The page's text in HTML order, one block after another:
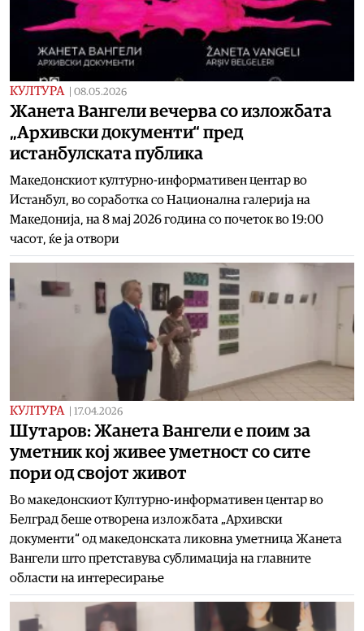
КУЛТУРА 08.05.2026
Жанета Вангели вечерва со изложбата
„Архивски документи“ пред
истанбулската публика
Македонскиот културно-информативен центар во
Истанбул, во соработка со Национална галерија на
Македонија, на 8 мај 2026 година со почеток во 19:00
часот, ќе ја отвори
КУЛТУРА 17.04.2026
Шутаров: Жанета Вангели е поим за
уметник кој живее уметност со сите
пори од својот живот
Во македонскиот Културно-информативен центар во
Белград беше отворена изложбата „Архивски
документи“ од македонската ликовна уметница Жанета
Вангели што претставува сублимација на главните
области на интересирање